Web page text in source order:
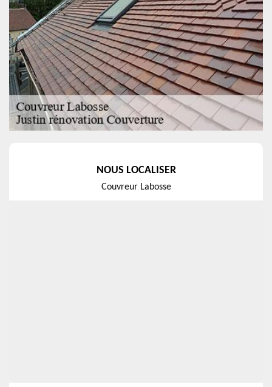
NOUS LOCALISER
Couvreur Labosse